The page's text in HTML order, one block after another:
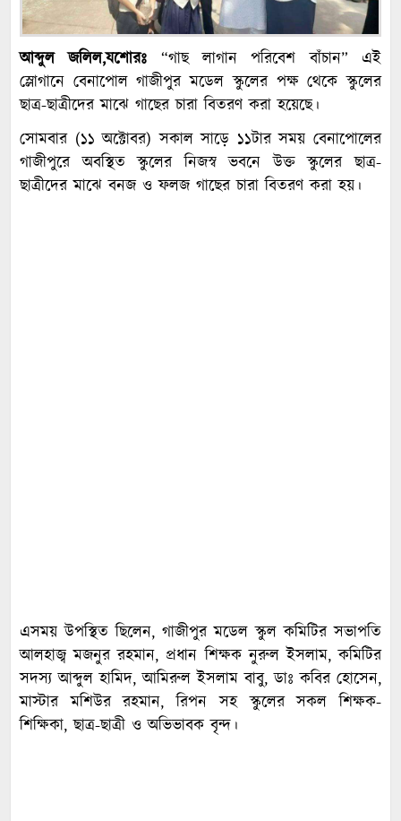
আব্দুল জলিল,যশোরঃ “গাছ লাগান পরিবেশ বাঁচান” এই
স্লোগানে বেনাপোল গাজীপুর মডেল স্কুলের পক্ষ থেকে স্কুলের
ছাত্র-ছাত্রীদের মাঝে গাছের চারা বিতরণ করা হয়েছে।
সোমবার (১১ অক্টোবর) সকাল সাড়ে ১১টার সময় বেনাপোলের
গাজীপুরে অবস্থিত স্কুলের নিজস্ব ভবনে উক্ত স্কুলের ছাত্র-
ছাত্রীদের মাঝে বনজ ও ফলজ গাছের চারা বিতরণ করা হয়।
এসময় উপস্থিত ছিলেন, গাজীপুর মডেল স্কুল কমিটির সভাপতি
আলহাজ্ব মজনুর রহমান, প্রধান শিক্ষক নুরুল ইসলাম, কমিটির
সদস্য আব্দুল হামিদ, আমিরুল ইসলাম বাবু, ডাঃ কবির হোসেন,
মাস্টার মশিউর রহমান, রিপন সহ স্কুলের সকল শিক্ষক-
শিক্ষিকা, ছাত্র-ছাত্রী ও অভিভাবক বৃন্দ।